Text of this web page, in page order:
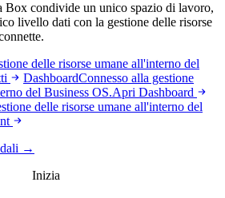
Box condivide un unico spazio di lavoro,
livello dati con la gestione delle risorse
delle risorse umane all'interno del
DashboardConnesso alla gestione
del Business OS.Apri Dashboard
delle risorse umane all'interno del
→
Inizia